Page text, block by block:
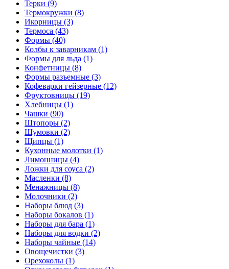
Терки (9)
Термокружки (8)
Икорницы (3)
Термоса (43)
Формы (40)
Колбы к заварникам (1)
Формы для льда (1)
Конфетницы (8)
Формы разъемные (3)
Кофеварки гейзерные (12)
Фруктовницы (19)
Хлебницы (1)
Чашки (90)
Штопоры (2)
Шумовки (2)
Щипцы (1)
Кухонные молотки (1)
Лимонницы (4)
Ложки для соуса (2)
Масленки (8)
Менажницы (8)
Молочники (2)
Наборы блюд (3)
Наборы бокалов (1)
Наборы для бара (1)
Наборы для водки (2)
Наборы чайные (14)
Овощечистки (3)
Орехоколы (1)